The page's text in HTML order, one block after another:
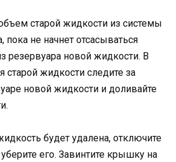
старой жидкости из системы
не начнет отсасываться
резервуара новой жидкости. В
старой жидкости следите за
новой жидкости и доливайте
будет удалена, отключите
его. Завинтите крышку на